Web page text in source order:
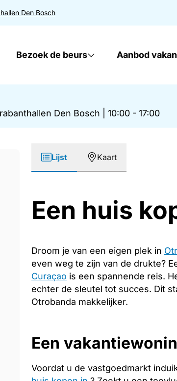
Den Bosch
Bezoek de beurs Aanbod
Den Bosch 10:00 - 17:00
Lijst Kaart
Een huis
Droom je van een eigen plek in
even weg te zijn van de drukte?
Curaçao is een spannende reis.
echter de sleutel tot succes. Dit
Otrobanda makkelijker.
Een
Voordat u de vastgoedmarkt